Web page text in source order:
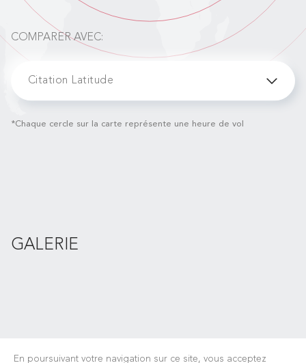
COMPARER AVEC:
Citation Latitude
*Chaque cercle sur la carte représente une heure de vol
GALERIE
En poursuivant votre navigation sur ce site, vous acceptez